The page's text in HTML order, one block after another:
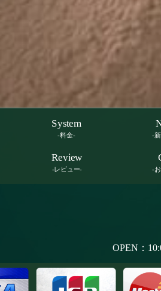
System
-料金- -
Review
-レビュー- -
OPEN：